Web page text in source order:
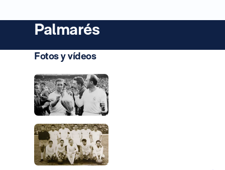
Palmarés
Fotos y vídeos
Foto: Real Madrid